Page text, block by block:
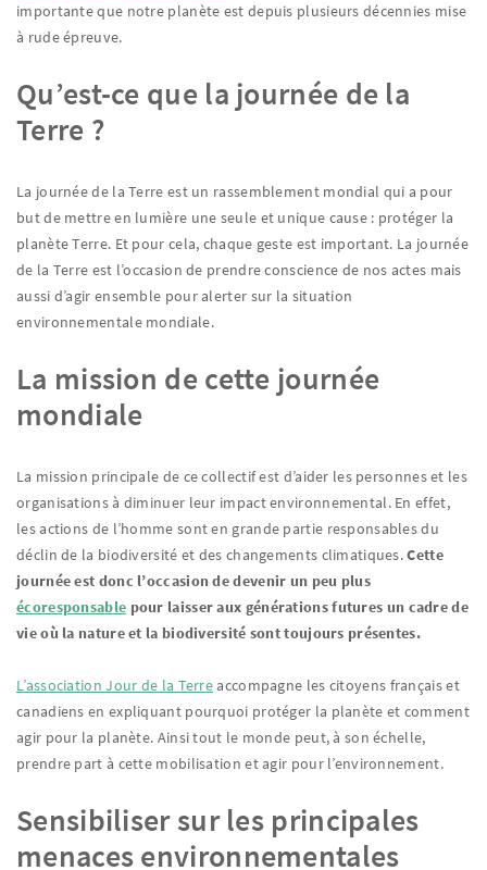
importante que notre planète est depuis plusieurs décennies mise
à rude épreuve.
Qu’est-ce que la journée de la
Terre ?
La journée de la Terre est un rassemblement mondial qui a pour
but de mettre en lumière une seule et unique cause : protéger la
planète Terre. Et pour cela, chaque geste est important. La journée
de la Terre est l’occasion de prendre conscience de nos actes mais
aussi d’agir ensemble pour alerter sur la situation
environnementale mondiale.
La mission de cette journée
mondiale
La mission principale de ce collectif est d’aider les personnes et les
organisations à diminuer leur impact environnemental. En effet,
les actions de l’homme sont en grande partie responsables du
déclin de la biodiversité et des changements climatiques.Cette
journée est donc l’occasion de devenir un peu plus
écoresponsable pour laisser aux générations futures un cadre de
vie où la nature et la biodiversité sont toujours présentes.
L’association Jour de la Terreaccompagne les citoyens français et
canadiens en expliquant pourquoi protéger la planète et comment
agir pour la planète. Ainsi tout le monde peut, à son échelle,
prendre part à cette mobilisation et agir pour l’environnement.
Sensibiliser sur les principales
menaces environnementales